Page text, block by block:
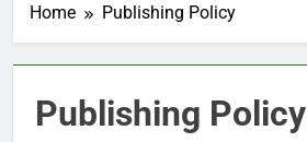
Home Publishing Policy
Publishing Policy